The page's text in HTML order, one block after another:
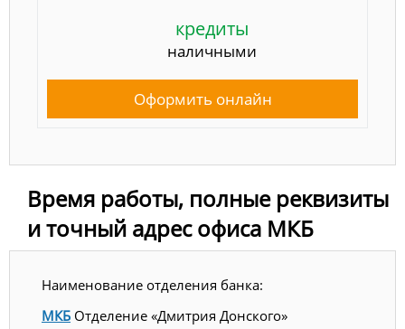
кредиты
наличными
Оформить онлайн
Время работы, полные реквизиты
и точный адрес офиса МКБ
Наименование отделения банка:
МКБ Отделение «Дмитрия Донского»